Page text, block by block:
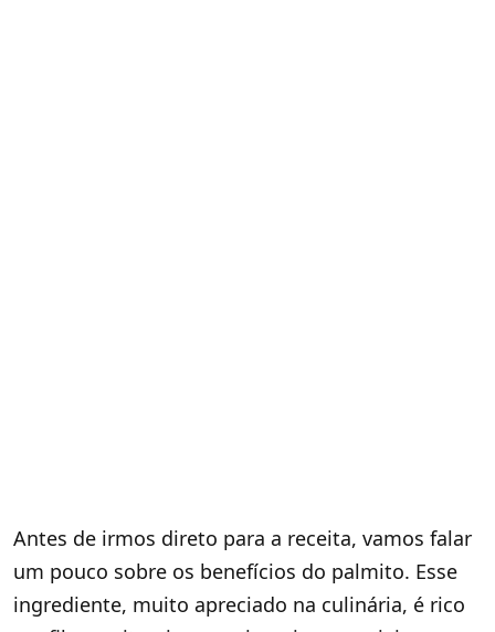
Antes de irmos direto para a receita, vamos falar
um pouco sobre os benefícios do palmito. Esse
ingrediente, muito apreciado na culinária, é rico